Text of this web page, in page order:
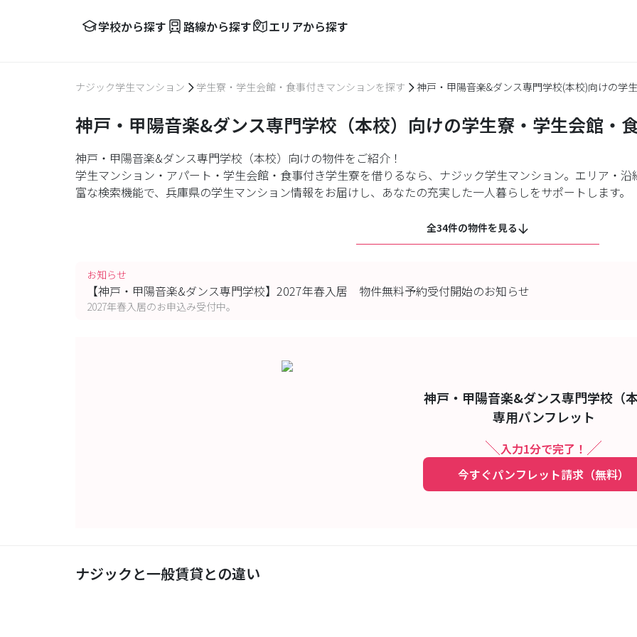
学校から探す 路線から探す エリアから探す
ナジック学生マンション 学生寮・学生会館・食事付きマンションを探す 神戸・甲陽音楽&ダンス専門学校(本校)向けの学
神戸・甲陽音楽&ダンス専門学校（本校）向けの学生寮・学生会館・
神戸・甲陽音楽&ダンス専門学校（本校）向けの物件をご紹介！
学生マンション・アパート・学生会館・食事付き学生寮を借りるなら、ナジック学生マンション。エリア・
富な検索機能で、兵庫県の学生マンション情報をお届けし、あなたの充実した一人暮らしをサポートします。
全34件の物件を見る
お知らせ
【神戸・甲陽音楽&ダンス専門学校】2027年春入居 物件無料予約受付開始のお知らせ
2027年春入居のお申込み受付中。
神戸・甲陽音楽&ダンス専門学校（
専用パンフレット
入力1分で完了！
今すぐパンフレット請求（無料）
ナジックと一般賃貸との違い